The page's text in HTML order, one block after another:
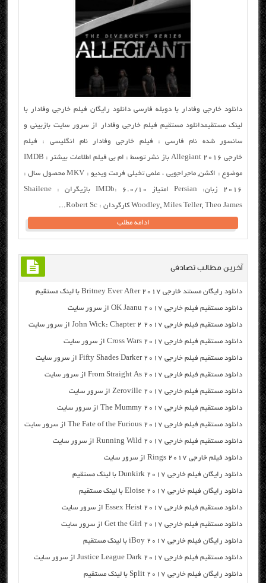
دانلود خارجی وفادار با دوبله فارسی دانلود رایگان فیلم خارجی وفادار با
لینک مستقیمدانلود مستقیم فیلم خارجی وفادار از سرور سایت بازبینی و
سانسور شده نام فارسی : فیلم خارجی وفادار نام انگلیسی : فیلم
خارجی Allegiant 2016 باز نشر توسط : ام بی فیلم اطلاعات بیشتر : IMDB
موضوع : اکشن, ماجراجویی ، علمی تخیلی فرمت ویدیو : MKV محصول سال :
۲۰۱۶ زبان: Persian امتیاز IMDb: 6.0/10 بازیگران : Shailene
Woodley, Miles Teller, Theo James کارگردان : Robert Sc...
ادامه مطلب
آخرین مطالب تصادفی
دانلود رایگان مسنتد خارجی Britney Ever After 2017 با لینک مستقیم
دانلود مستقیم فیلم خارجی OK Jaanu 2017 از سرور سایت
دانلود مستقیم فیلم خارجی John Wick: Chapter 2 2017 از سرور سایت
دانلود مستقیم فیلم خارجی Cross Wars 2017 از سرور سایت
دانلود مستقیم فیلم خارجی Fifty Shades Darker 2017 از سرور سایت
دانلود مستقیم فیلم خارجی From Straight As 2017 از سرور سایت
دانلود مستقیم فیلم خارجی Zeroville 2017 از سرور سایت
دانلود مستقیم فیلم خارجی The Mummy 2017 از سرور سایت
دانلود مستقیم فیلم خارجی The Fate of the Furious 2017 از سرور سایت
دانلود مستقیم فیلم خارجی Running Wild 2017 از سرور سایت
دانلود فیلم خارجی Rings 2017 از سرور سایت
دانلود رایگان فیلم خارجی Dunkirk 2017 با لینک مستقیم
دانلود رایگان فیلم خارجی Eloise 2017 با لینک مستقیم
دانلود مستقیم فیلم خارجی Essex Heist 2017 از سرور سایت
دانلود مستقیم فیلم خارجی Get the Girl 2017 از سرور سایت
دانلود رایگان فیلم خارجی iBoy 2017 با لینک مستقیم
دانلود مستقیم فیلم خارجی Justice League Dark 2017 از سرور سایت
دانلود رایگان فیلم خارجی Split 2017 با لینک مستقیم